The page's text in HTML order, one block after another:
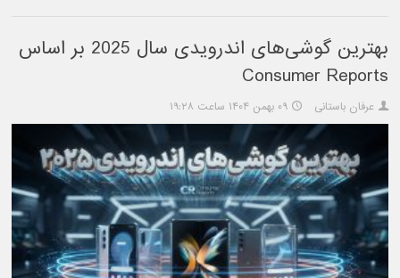
بهترین گوشی‌های اندرویدی سال 2025 بر اساس
Consumer Reports
عرفان باستانی ۰۹ بهمن ۱۴۰۴ ساعت ۱۹:۲۸